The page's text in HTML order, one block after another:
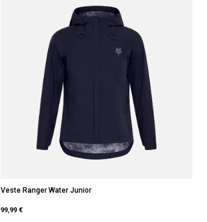
Veste Ranger Water Junior
99,99 €